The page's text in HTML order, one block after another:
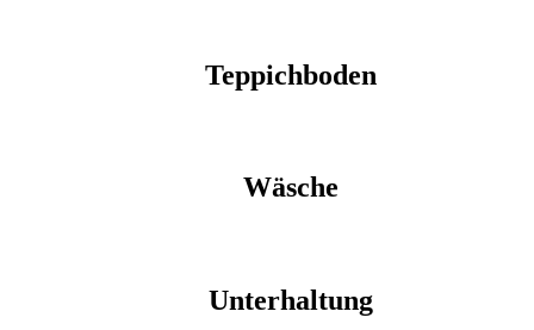
Teppichboden
Wäsche
Unterhaltung